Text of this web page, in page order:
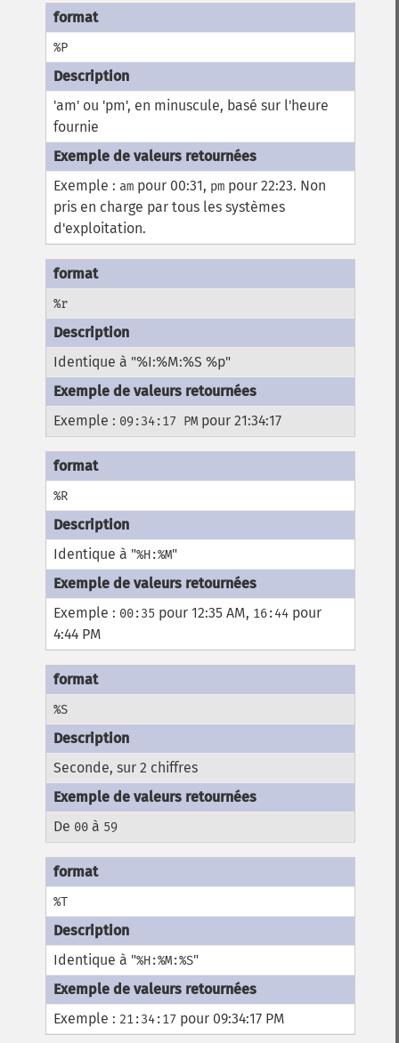
%P
'am' ou 'pm', en minuscule, basé sur l'heure
fournie
Exemple : am pour 00:31, pm pour 22:23. Non
pris en charge par tous les systèmes
d'exploitation.
%r
Identique à "%I:%M:%S %p"
Exemple : 09:34:17 PM pour 21:34:17
%R
Identique à "%H:%M"
Exemple : 00:35 pour 12:35 AM, 16:44 pour
4:44 PM
%S
Seconde, sur 2 chiffres
De 00 à 59
%T
Identique à "%H:%M:%S"
Exemple : 21:34:17 pour 09:34:17 PM